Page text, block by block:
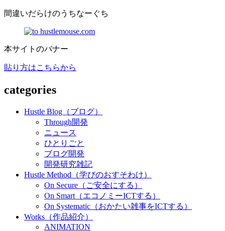
間違いだらけのうちなーぐち
本サイトのバナー
貼り方はこちらから
categories
Hustle Blog（ブログ）
Through開発
ニュース
ひとりごと
ブログ開発
開発研究雑記
Hustle Method（学びのおすそわけ）
On Secure（ご安全にする）
On Smart（エコノミーICTする）
On Systematic（おかたい雑事をICTする）
Works（作品紹介）
ANIMATION